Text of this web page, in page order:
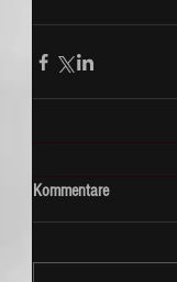
Kommentare